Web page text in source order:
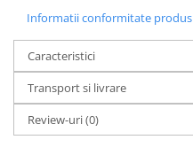
Informatii conformitate produs
Caracteristici
Transport si livrare
Review-uri(0)